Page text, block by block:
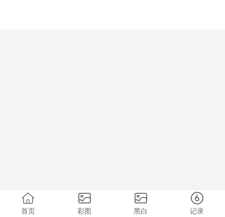
首页 彩图 黑白 记录